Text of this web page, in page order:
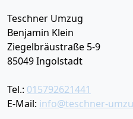
Teschner Umzug
Benjamin Klein
Ziegelbräustraße 5-9
85049Ingolstadt
Tel.: 015792621441
E-Mail: info@teschner-